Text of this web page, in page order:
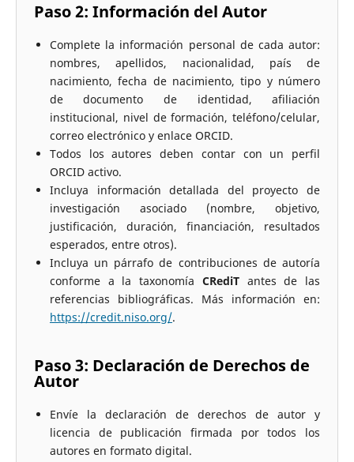
Paso 2: Información del Autor
Complete la información personal de cada autor:
nombres, apellidos, nacionalidad, país de
nacimiento, fecha de nacimiento, tipo y número
de documento de identidad, afiliación
institucional, nivel de formación, teléfono/celular,
correo electrónico y enlace ORCID.
Todos los autores deben contar con un perfil
ORCID activo.
Incluya información detallada del proyecto de
investigación asociado (nombre, objetivo,
justificación, duración, financiación, resultados
esperados, entre otros).
Incluya un párrafo de contribuciones de autoría
conforme a la taxonomía CRediTantes de las
referencias bibliográficas. Más información en:
https://credit.niso.org/.
Paso 3: Declaración de Derechos de
Autor
Envíe la declaración de derechos de autor y
licencia de publicación firmada por todos los
autores en formato digital.